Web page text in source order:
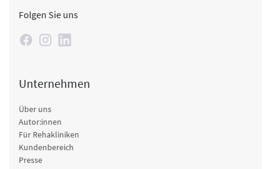
Folgen Sie uns
Unternehmen
Über uns
Autor:innen
Für Rehakliniken
Kundenbereich
Presse